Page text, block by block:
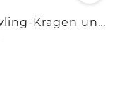
Blusentop mit Bowling-Kragen und Knoten